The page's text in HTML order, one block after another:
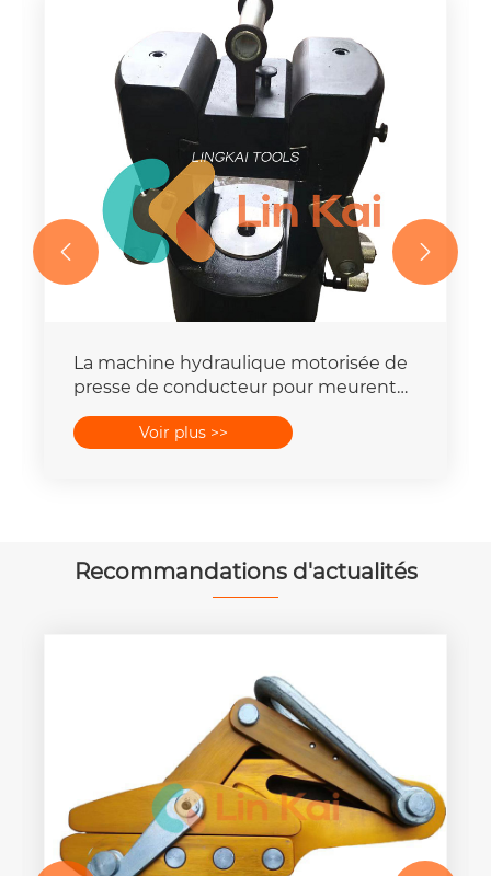
La machine hydraulique motorisée de
presse de conducteur pour meurent
400mm2 de 25T-300T
Voir plus >>
 
Recommandations d'actualités